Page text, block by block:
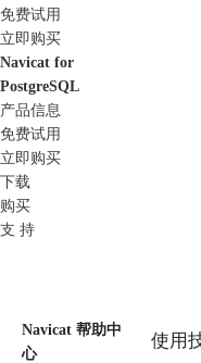
免费试用
立即购买
Navicat for
PostgreSQL
产品信息
免费试用
立即购买
下载
购买
支 持
Navicat 帮助中
心
使用